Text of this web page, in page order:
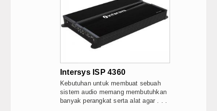
Intersys ISP 4360
Kebutuhan untuk membuat sebuah
sistem audio memang membutuhkan
banyak perangkat serta alat agar . . .